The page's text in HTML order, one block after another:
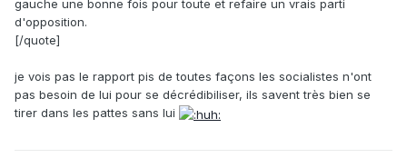
gauche une bonne fois pour toute et refaire un vrais parti
d'opposition.
[/quote]
je vois pas le rapport pis de toutes façons les socialistes n'ont
pas besoin de lui pour se décrédibiliser, ils savent très bien se
tirer dans les pattes sans lui